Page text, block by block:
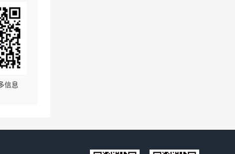
信息